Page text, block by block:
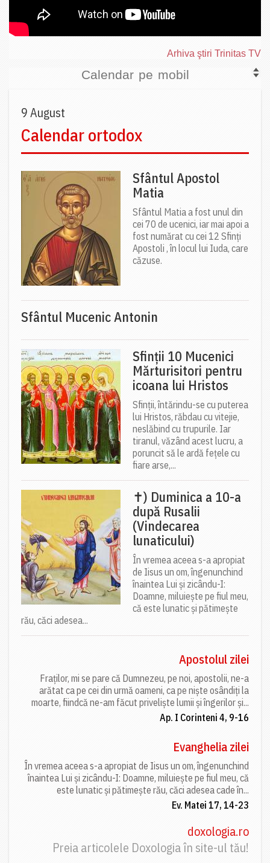
Arhiva ştiri Trinitas TV
Calendar pe mobil
9 August
Calendar ortodox
Sfântul Apostol
Matia
Sfântul Matia a fost unul din
cei 70 de ucenici, iar mai apoi a
fost numărat cu cei 12 Sfinți
Apostoli , în locul lui Iuda, care
căzuse.
Sfântul Mucenic Antonin
Sfinții 10 Mucenici
Mărturisitori pentru
icoana lui Hristos
Sfinții, întărindu-se cu puterea
lui Hristos, răbdau cu vitejie,
neslăbind cu trupurile. Iar
tiranul, văzând acest lucru, a
poruncit să le ardă fețele cu
fiare arse,...
✝) Duminica a 10-a
după Rusalii
(Vindecarea
lunaticului)
În vremea aceea s-a apropiat
de Iisus un om, îngenunchind
înaintea Lui și zicându-I:
Doamne, miluiește pe fiul meu,
că este lunatic și pătimește
rău, căci adesea...
Apostolul zilei
Fraților, mi se pare că Dumnezeu, pe noi, apostolii, ne-a
arătat ca pe cei din urmă oameni, ca pe niște osândiți la
moarte, fiindcă ne-am făcut priveliște lumii și îngerilor și...
Ap. I Corinteni 4, 9-16
Evanghelia zilei
În vremea aceea s-a apropiat de Iisus un om, îngenunchind
înaintea Lui și zicându-I: Doamne, miluiește pe fiul meu, că
este lunatic și pătimește rău, căci adesea cade în...
Ev. Matei 17, 14-23
doxologia.ro
Preia articolele Doxologia în site-ul tău!